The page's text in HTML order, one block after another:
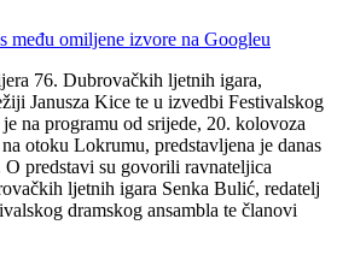
među omiljene izvore na Googleu
76. Dubrovačkih ljetnih igara,
Janusza Kice te u izvedbi Festivalskog
na programu od srijede, 20. kolovoza
otoku Lokrumu, predstavljena je danas
predstavi su govorili ravnateljica
ljetnih igara Senka Bulić, redatelj
dramskog ansambla te članovi